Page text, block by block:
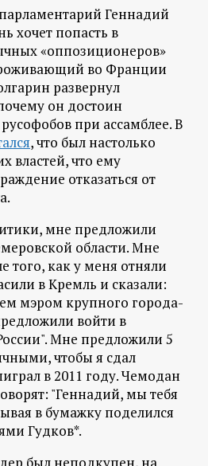
Геннадий
хочет попасть в
«оппозиционеров»
во Франции
развернул
он достоин
при ассамблее. В
, что был настолько
властей, что ему
отказаться от
мне предложили
области. Мне
того, как у меня отняли
в Кремль и сказали:
мэром крупного города-
войти в
Мне предложили 5
чтобы я сдал
в 2011 году. Чемодан
"Геннадий, мы тебя
в бумажку поделился
Гудков*.
был неподкупен, на